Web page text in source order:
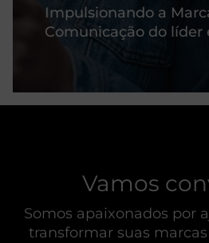
Impulsionando a
Comunicação do líder
Vamos
Somos apaixonados por
transformar suas